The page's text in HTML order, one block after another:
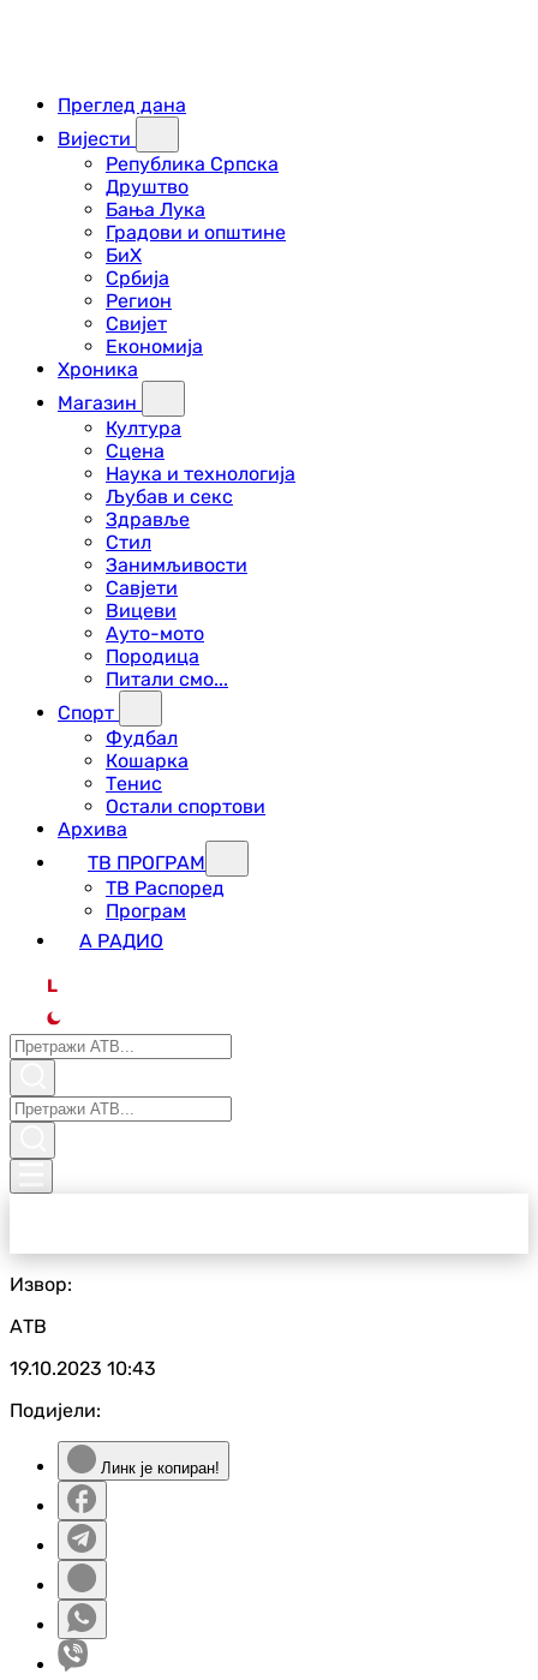
Преглед дана
Вијести
Република Српска
Друштво
Бања Лука
Градови и општине
БиХ
Србија
Регион
Свијет
Економија
Хроника
Магазин
Култура
Сцена
Наука и технологија
Љубав и секс
Здравље
Стил
Занимљивости
Савјети
Вицеви
Ауто-мото
Породица
Питали смо...
Спорт
Фудбал
Кошарка
Тенис
Остали спортови
Архива
ТВ ПРОГРАМ
ТВ Распоред
Програм
А РАДИО
L
Извор:
АТВ
19.10.2023 10:43
Подијели:
Линк је копиран!